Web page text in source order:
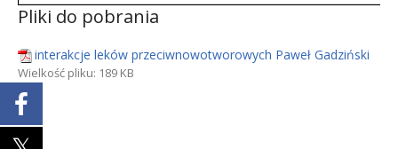
Pliki do pobrania
interakcje leków przeciwnowotworowych Paweł Gadziński
Wielkość pliku: 189 KB